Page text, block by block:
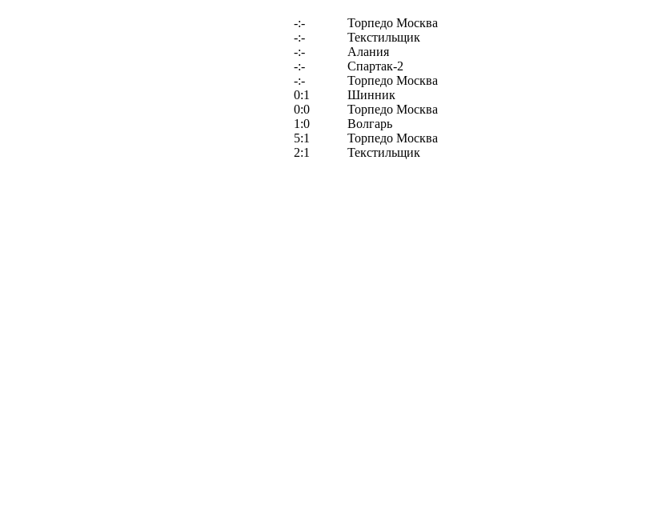
-:-
Торпедо Москва
-:-
Текстильщик
-:-
Алания
-:-
Спартак-2
-:-
Торпедо Москва
0:1
Шинник
0:0
Торпедо Москва
1:0
Волгарь
5:1
Торпедо Москва
2:1
Текстильщик